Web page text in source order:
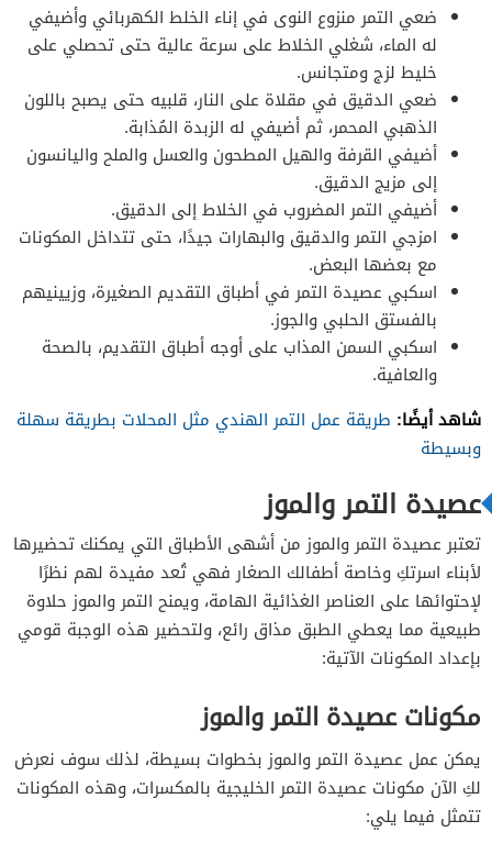
ضعي التمر منزوع النوى في إناء الخلط الكهربائي وأضيفي
له الماء، شغلي الخلاط على سرعة عالية حتى تحصلي على
خليط لزج ومتجانس.
ضعي الدقيق في مقلاة على النار، قلبيه حتى يصبح باللون
الذهبي المحمر، ثم أضيفي له الزبدة المُذابة.
أضيفي القرفة والهيل المطحون والعسل والملح واليانسون
إلى مزيج الدقيق.
أضيفي التمر المضروب في الخلاط إلى الدقيق.
امزجي التمر والدقيق والبهارات جيدًا، حتى تتداخل المكونات
مع بعضها البعض.
اسكبي عصيدة التمر في أطباق التقديم الصغيرة، وزيينيهم
بالفستق الحلبي والجوز.
اسكبي السمن المذاب على أوجه أطباق التقديم، بالصحة
والعافية.
شاهد أيضًا: طريقة عمل التمر الهندي مثل المحلات بطريقة سهلة
وبسيطة
عصيدة التمر والموز
تعتبر عصيدة التمر والموز من أشهى الأطباق التي يمكنك تحضيرها
لأبناء اسرتكِ وخاصة أطفالك الصغار فهي تُعد مفيدة لهم نظرًا
لإحتوائها على العناصر الغذائية الهامة، ويمنح التمر والموز حلاوة
طبيعية مما يعطي الطبق مذاق رائع، ولتحضير هذه الوجبة قومي
بإعداد المكونات الآتية:
مكونات عصيدة التمر والموز
يمكن عمل عصيدة التمر والموز بخطوات بسيطة، لذلك سوف نعرض
لكِ الآن مكونات عصيدة التمر الخليجية بالمكسرات، وهذه المكونات
تتمثل فيما يلي: